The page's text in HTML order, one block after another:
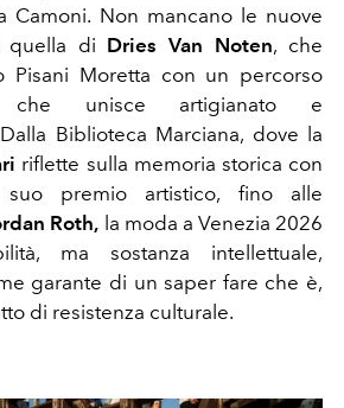
Camoni. Non mancano le nuove
quella di Dries Van Noten, che
Pisani Moretta con un percorso
che unisce artigianato e
Biblioteca Marciana, dove la
riflette sulla memoria storica con
premio artistico, fino alle
Roth, la moda a Venezia 2026
ma sostanza intellettuale,
garante di un saper fare che è,
di resistenza culturale.